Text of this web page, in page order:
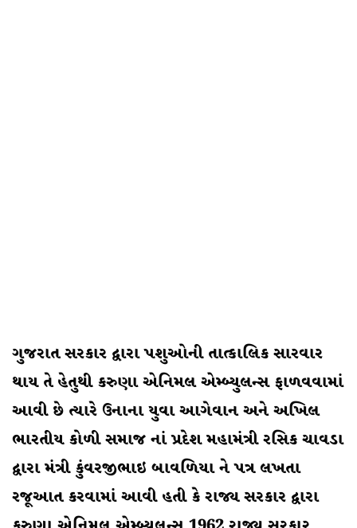
ગુજરાત સરકાર દ્વારા પશુઓની તાત્કાલિક સારવાર
થાય તે હેતુથી કરુણા એનિમલ એમ્બ્યુલન્સ ફાળવવામાં
આવી છે ત્યારે ઉનાના યુવા આગેવાન અને અખિલ
ભારતીય કોળી સમાજ નાં પ્રદેશ મહામંત્રી રસિક ચાવડા
દ્વારા મંત્રી કુંવરજીભાઇ બાવળિયા ને પત્ર લખતા
રજૂઆત કરવામાં આવી હતી કે રાજ્ય સરકાર દ્વારા